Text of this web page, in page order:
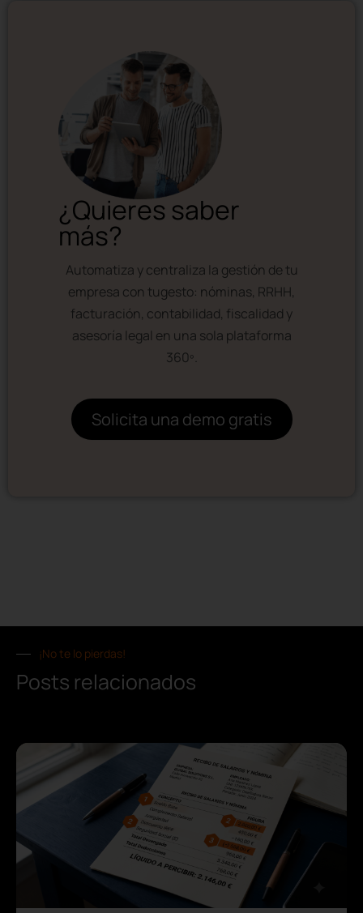
¿Quieres saber
más?
Automatiza y centraliza la gestión de tu
empresa con tugesto: nóminas, RRHH,
facturación, contabilidad, fiscalidad y
asesoría legal en una sola plataforma
360º.
Solicita una demo gratis
¡No te lo pierdas!
Posts relacionados